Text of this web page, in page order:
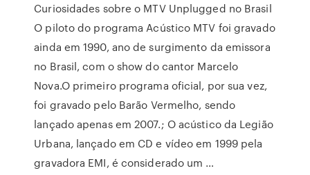
Curiosidades sobre o MTV Unplugged no Brasil
O piloto do programa Acústico MTV foi gravado
ainda em 1990, ano de surgimento da emissora
no Brasil, com o show do cantor Marcelo
Nova.O primeiro programa oficial, por sua vez,
foi gravado pelo Barão Vermelho, sendo
lançado apenas em 2007.; O acústico da Legião
Urbana, lançado em CD e vídeo em 1999 pela
gravadora EMI, é considerado um …